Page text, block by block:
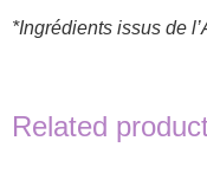
*Ingrédients issus de
Related